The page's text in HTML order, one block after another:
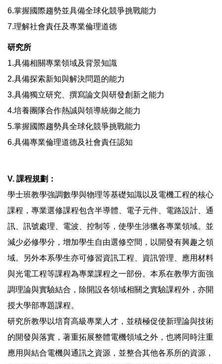
6.掌握國際趨勢並具備全球化競爭挑戰能力
7.理解社會責任及專業倫理道德
研究所
1.具備相關專業領域及背景知識
2.具備探索新知與解決問題的能力
3.具備獨立研究、撰寫論文與研發創新之能力
4.培養團隊合作熱誠與領導統御之能力
5.掌握國際趨勢具全球化競爭挑戰能力
6.具備專業倫理道德及社會責任認知
V. 課程規劃：
學士班教學強調數學與物理等基礎知識以及電機工程的核心
課程，專業選修課程包含半導體、電子元件、電路設計、通
訊、訊號處理、電波、控制等，使學生涉獵各專業領域。並
減少必修學分，增加學生自由選修空間，以開發有興趣之領
域。另外本系學生亦可修習資訊工程、資訊管理、應用材料
與光電工程等課程為專業課程之一部份。本系在教學方面強
調理論與實驗結合，除開設各領域相關之實驗課程外，亦開
授大學部專題課程。
研究所教學以培育高級專業人才，並積極促使新理論與技術
的開發與落實，著重拓展整體電機領域之外，也將同時注重
應用與結合電機與通訊之資源，並整合其他各系所的資源，